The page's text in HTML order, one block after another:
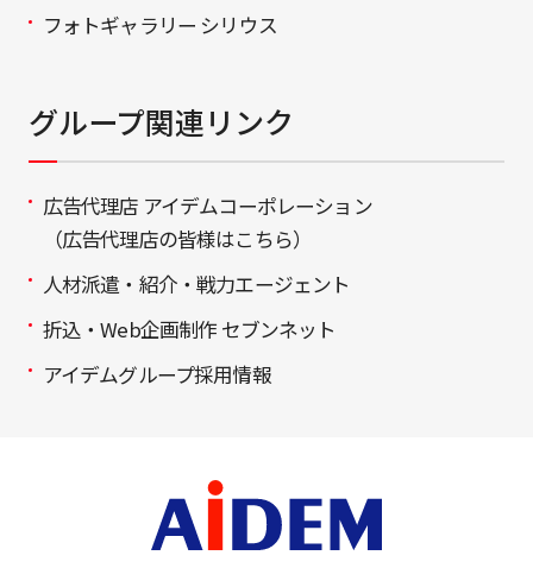
フォトギャラリー シリウス
グループ関連リンク
広告代理店 アイデムコーポレーション
（広告代理店の皆様はこちら）
人材派遣・紹介・戦力エージェント
折込・Web企画制作 セブンネット
アイデムグループ採用情報